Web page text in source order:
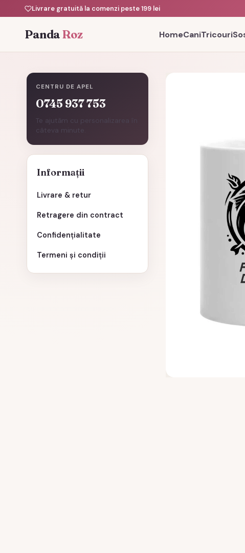
Livrare gratuită la comenzi peste 199 lei
PandaRoz HomeCaniTricouri
CENTRU DE APEL
0745 937 753
Te ajutăm cu personalizarea în
câteva minute.
Informații
Livrare & retur
Retragere din contract
Confidențialitate
Termeni și condiții